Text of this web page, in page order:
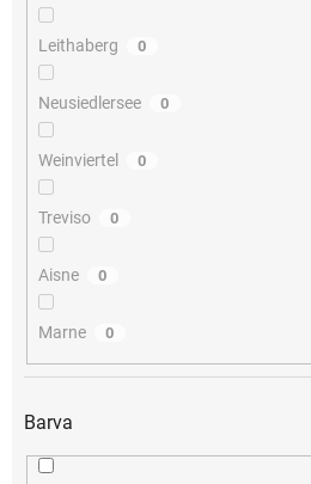
Leithaberg 0
Neusiedlersee 0
Weinviertel 0
Treviso 0
Aisne 0
Marne 0
Barva